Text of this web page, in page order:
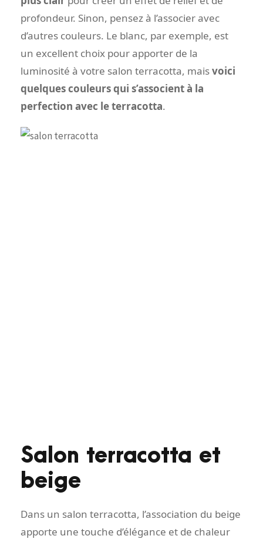
profondeur. Sinon, pensez à l’associer avec
d’autres couleurs. Le blanc, par exemple, est
un excellent choix pour apporter de la
luminosité à votre salon terracotta, maisvoici
quelques couleurs qui s’associent à la
perfection avec le terracotta.
Salon terracotta et
beige
Dans un salon terracotta, l’association du beige
apporte une touche d’élégance et de chaleur